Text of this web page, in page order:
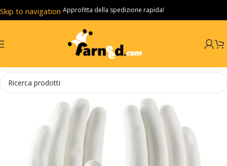
Skip to navigation
Skip to main content
Approfitta della spedizione rapida!